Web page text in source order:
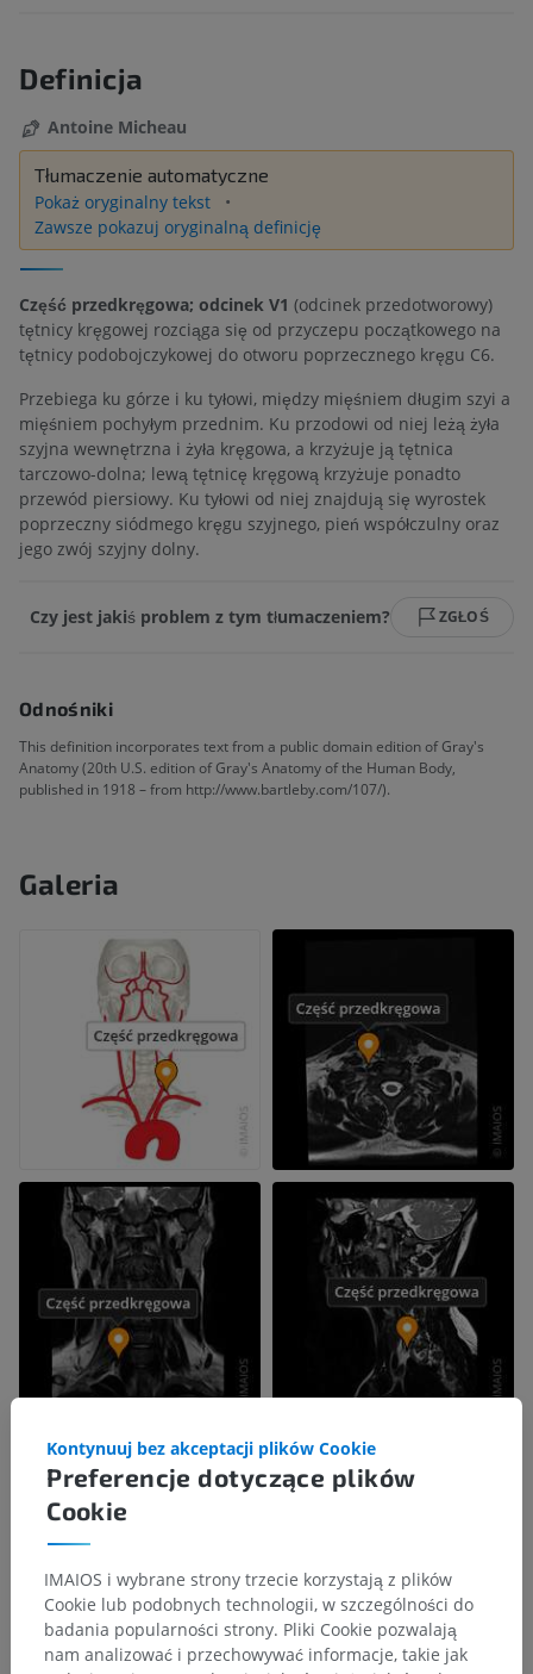
Definicja
Antoine Micheau
Tłumaczenie automatyczne
Pokaż oryginalny tekst
Zawsze pokazuj oryginalną definicję
Część przedkręgowa; odcinek V1 (odcinek przedotworowy)
tętnicy kręgowej rozciąga się od przyczepu początkowego na
tętnicy podobojczykowej do otworu poprzecznego kręgu C6.
Przebiega ku górze i ku tyłowi, między mięśniem długim szyi a
mięśniem pochyłym przednim. Ku przodowi od niej leżą żyła
szyjna wewnętrzna i żyła kręgowa, a krzyżuje ją tętnica
tarczowo-dolna; lewą tętnicę kręgową krzyżuje ponadto
przewód piersiowy. Ku tyłowi od niej znajdują się wyrostek
poprzeczny siódmego kręgu szyjnego, pień współczulny oraz
jego zwój szyjny dolny.
Czy jest jakiś problem z tym tłumaczeniem? ZGŁOŚ
Odnośniki
This definition incorporates text from a public domain edition of Gray's
Anatomy (20th U.S. edition of Gray's Anatomy of the Human Body,
published in 1918 – from http://www.bartleby.com/107/).
Galeria
Preferencje dotyczące plików
Cookie
Kontynuuj bez akceptacji plików Cookie
IMAIOS i wybrane strony trzecie korzystają z plików
Cookie lub podobnych technologii, w szczególności do
badania popularności strony. Pliki Cookie pozwalają
nam analizować i przechowywać informacje, takie jak